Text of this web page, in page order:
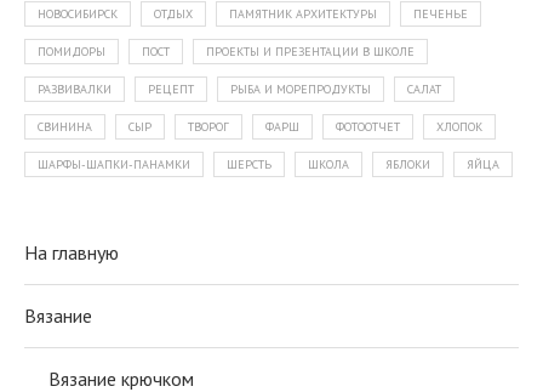
НОВОСИБИРСК ОТДЫХ ПАМЯТНИК АРХИТЕКТУРЫ ПЕЧЕНЬЕ
ПОМИДОРЫ ПОСТ ПРОЕКТЫ И ПРЕЗЕНТАЦИИ В ШКОЛЕ
РАЗВИВАЛКИ РЕЦЕПТ РЫБА И МОРЕПРОДУКТЫ САЛАТ
СВИНИНА СЫР ТВОРОГ ФАРШ ФОТООТЧЕТ ХЛОПОК
ШАРФЫ-ШАПКИ-ПАНАМКИ ШЕРСТЬ ШКОЛА ЯБЛОКИ ЯЙЦА
На главную
Вязание
Вязание крючком